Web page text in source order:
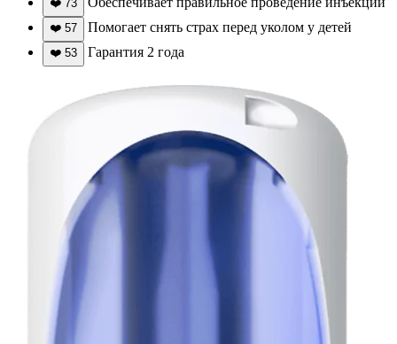
❤️ 73
❤️ 57 Помогает снять страх перед уколом у детей
❤️ 53 Гарантия 2 года